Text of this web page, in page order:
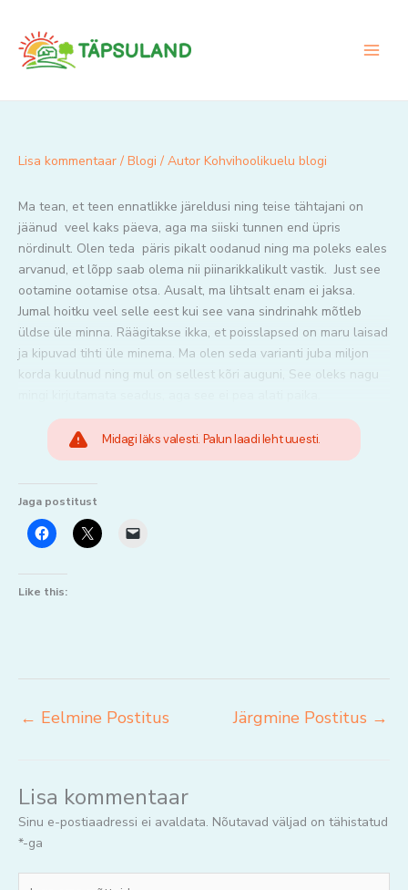
content
Lisa kommentaar / Blogi / Autor Kohvihoolikuelu blogi
Ma tean, et teen ennatlikke järeldusi ning teise tähtajani on
jäänud veel kaks päeva, aga ma siiski tunnen end üpris
nördinult. Olen teda päris pikalt oodanud ning ma poleks eales
arvanud, et lõpp saab olema nii piinarikkalikult vastik. Just see
ootamine ootamise otsa. Ausalt, ma lihtsalt enam ei jaksa.
Jumal hoitku veel selle eest kui see vana sindrinahk mõtleb
üldse üle minna. Räägitakse ikka, et poisslapsed on maru laisad
ja kipuvad tihti üle minema. Ma olen seda varianti juba miljon
korda kuulnud ning mul on sellest kõri auguni, See oleks nagu
Midagi läks valesti. Palun laadi leht uuesti.
Jaga postitust
Like this:
← Eelmine Postitus Järgmine Postitus →
Lisa kommentaar
Sinu e-postiaadressi ei avaldata. Nõutavad väljad on tähistatud
*-ga